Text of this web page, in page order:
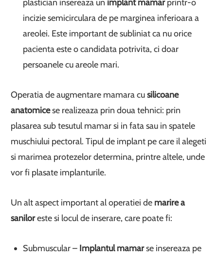
plastician insereaza un implant mamarprintr-o
incizie semicirculara de pe marginea inferioara a
areolei. Este important de subliniat ca nu orice
pacienta este o candidata potrivita, ci doar
persoanele cu areole mari.
Operatia de augmentare mamara cusilicoane
anatomicese realizeaza prin doua tehnici: prin
plasarea sub tesutul mamar si in fata sau in spatele
muschiului pectoral. Tipul de implant pe care il alegeti
si marimea protezelor determina, printre altele, unde
vor fi plasate implanturile.
Un alt aspect important al operatiei de marire a
saniloreste si locul de inserare, care poate fi:
Submuscular – Implantul mamarse insereaza pe